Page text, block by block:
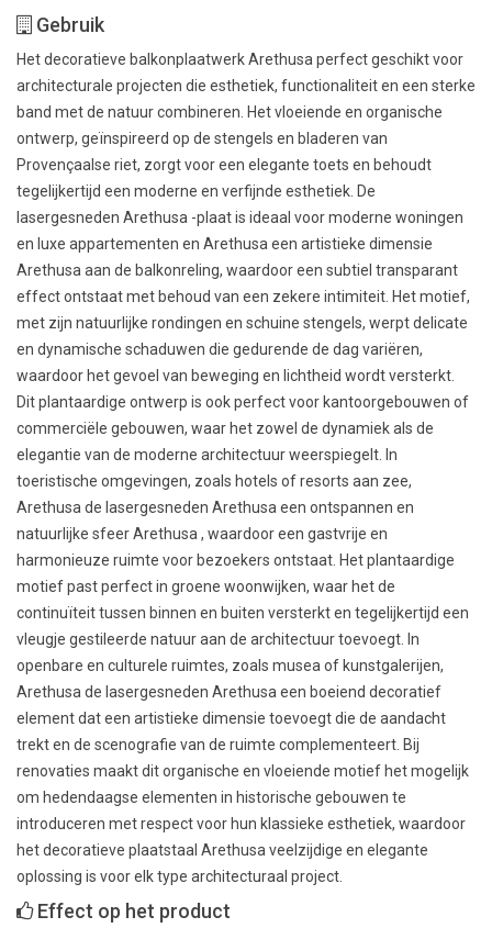
Gebruik
Het decoratieve balkonplaatwerk Arethusa perfect geschikt voor
architecturale projecten die esthetiek, functionaliteit en een sterke
band met de natuur combineren. Het vloeiende en organische
ontwerp, geïnspireerd op de stengels en bladeren van
Provençaalse riet, zorgt voor een elegante toets en behoudt
tegelijkertijd een moderne en verfijnde esthetiek. De
lasergesneden Arethusa -plaat is ideaal voor moderne woningen
en luxe appartementen en Arethusa een artistieke dimensie
Arethusa aan de balkonreling, waardoor een subtiel transparant
effect ontstaat met behoud van een zekere intimiteit. Het motief,
met zijn natuurlijke rondingen en schuine stengels, werpt delicate
en dynamische schaduwen die gedurende de dag variëren,
waardoor het gevoel van beweging en lichtheid wordt versterkt.
Dit plantaardige ontwerp is ook perfect voor kantoorgebouwen of
commerciële gebouwen, waar het zowel de dynamiek als de
elegantie van de moderne architectuur weerspiegelt. In
toeristische omgevingen, zoals hotels of resorts aan zee,
Arethusa de lasergesneden Arethusa een ontspannen en
natuurlijke sfeer Arethusa , waardoor een gastvrije en
harmonieuze ruimte voor bezoekers ontstaat. Het plantaardige
motief past perfect in groene woonwijken, waar het de
continuïteit tussen binnen en buiten versterkt en tegelijkertijd een
vleugje gestileerde natuur aan de architectuur toevoegt. In
openbare en culturele ruimtes, zoals musea of kunstgalerijen,
Arethusa de lasergesneden Arethusa een boeiend decoratief
element dat een artistieke dimensie toevoegt die de aandacht
trekt en de scenografie van de ruimte complementeert. Bij
renovaties maakt dit organische en vloeiende motief het mogelijk
om hedendaagse elementen in historische gebouwen te
introduceren met respect voor hun klassieke esthetiek, waardoor
het decoratieve plaatstaal Arethusa veelzijdige en elegante
oplossing is voor elk type architecturaal project.
Effect op het product